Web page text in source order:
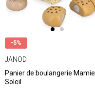
-5%
JANOD
Panier de boulangerie Mamie
Soleil